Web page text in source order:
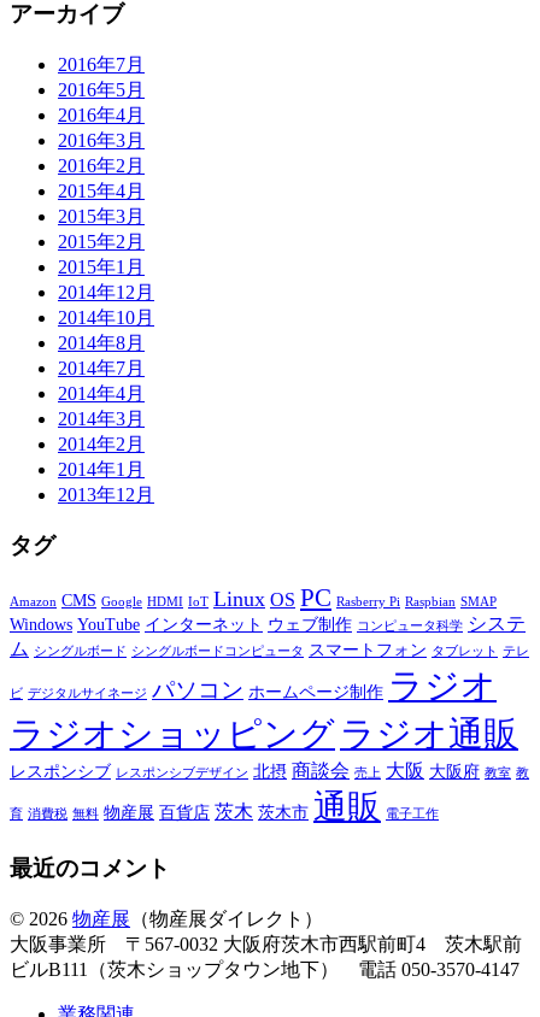
アーカイブ
2016年7月
2016年5月
2016年4月
2016年3月
2016年2月
2015年4月
2015年3月
2015年2月
2015年1月
2014年12月
2014年10月
2014年8月
2014年7月
2014年4月
2014年3月
2014年2月
2014年1月
2013年12月
タグ
Amazon CMS Google HDMI IoT Linux OS PC Rasberry Pi Raspbian SMAP
Windows YouTube インターネット ウェブ制作 コンピュータ科学 システ
ム
シングルボード シングルボードコンピュータ スマートフォン タブレット テレ
ビ デジタルサイネージ パソコン ホームページ制作 ラジオ
ラジオショッピング ラジオ通販
レスポンシブ レスポンシブデザイン 北摂 商談会 売上 大阪 大阪府 教室 教
育 消費税 無料 物産展 百貨店 茨木 茨木市 通販 電子工作
最近のコメント
© 2026 物産展 （物産展ダイレクト）
大阪事業所 〒567-0032 大阪府茨木市西駅前町4 茨木駅前
ビルB111（茨木ショップタウン地下） 電話 050-3570-4147